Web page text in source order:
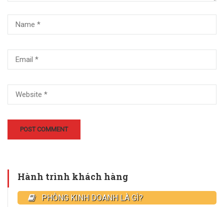
Hành trình khách hàng
PHÒNG KINH DOANH LÀ GÌ?